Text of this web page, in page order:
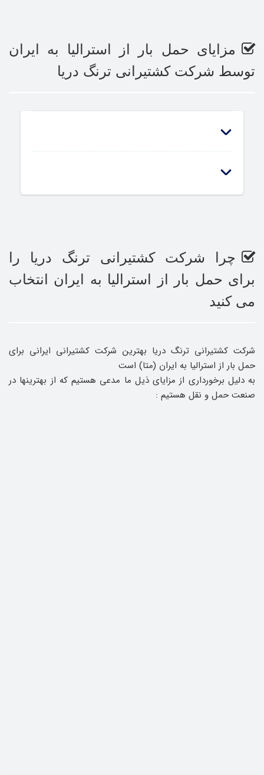
مزایای حمل بار از استرالیا به ایران
توسط شرکت کشتیرانی ترنگ دریا
چرا شرکت کشتیرانی ترنگ دریا را
برای حمل بار از استرالیا به ایران انتخاب
می کنید
شرکت کشتیرانی ترنگ دریا بهترین شرکت کشتیرانی ایرانی برای
حمل بار از استرالیا به ایران (متا) است
به دلیل برخورداری از مزایای ذیل ما مدعی هستیم که از بهترینها در
صنعت حمل و نقل هستیم :